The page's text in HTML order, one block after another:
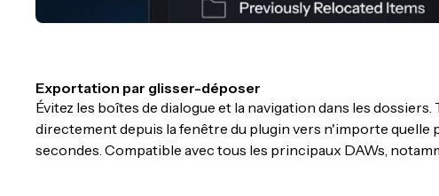
Exportation par glisser-déposer
Évitez les boîtes de dialogue et la navigation dans les
directement depuis la fenêtre du plugin vers n'importe quelle
secondes. Compatible avec tous les principaux DAWs,